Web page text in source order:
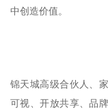
中创造价值。
锦天城高级合伙人、
可视、开放共享、品